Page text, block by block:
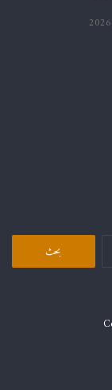
البحث